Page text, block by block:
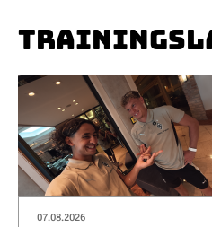
Alle Videos
07.08.2026